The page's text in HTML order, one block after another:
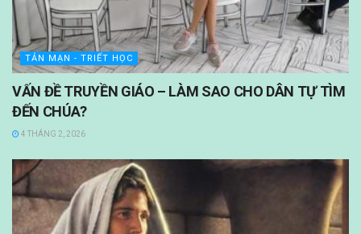
TẢN MẠN - TRIẾT HỌC
VẤN ĐỀ TRUYỀN GIÁO – LÀM SAO CHO DÂN TỰ TÌM
ĐẾN CHÚA?
4 THÁNG 2, 2026